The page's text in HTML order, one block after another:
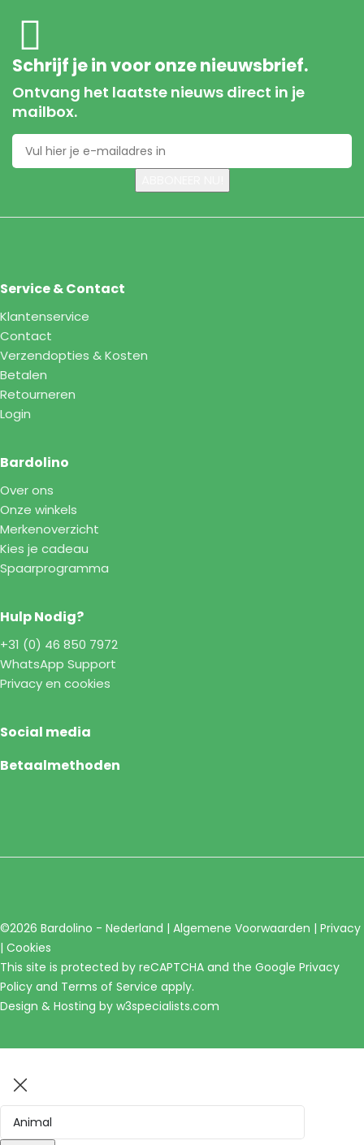
Schrijf je in voor onze nieuwsbrief.
Ontvang het laatste nieuws direct in je
mailbox.
Service & Contact
Klantenservice
Contact
Verzendopties & Kosten
Betalen
Retourneren
Login
Bardolino
Over ons
Onze winkels
Merkenoverzicht
Kies je cadeau
Spaarprogramma
Hulp Nodig?
+31 (0) 46 850 7972
WhatsApp Support
Privacy en cookies
Social media
Betaalmethoden
©2026 Bardolino - Nederland | Algemene Voorwaarden | Privacy
| Cookies
This site is protected by reCAPTCHA and the Google Privacy
Policy and Terms of Service apply.
Design & Hosting by w3specialists.com